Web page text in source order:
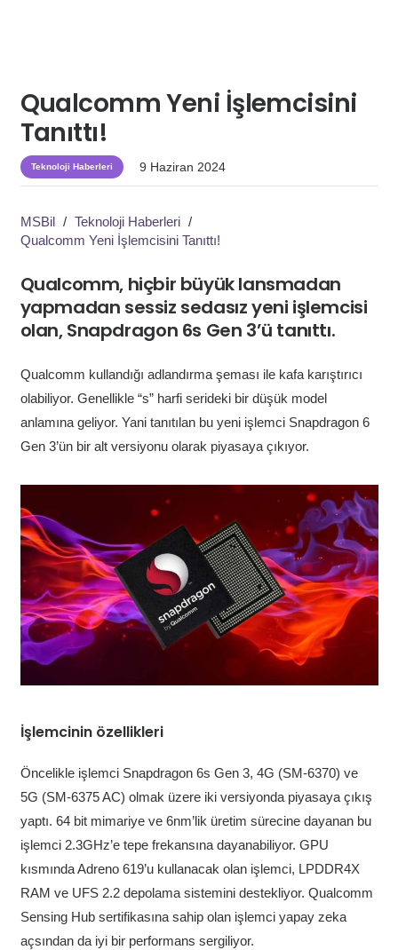
Qualcomm Yeni İşlemcisini
Tanıttı!
Teknoloji Haberleri 9 Haziran 2024
MSBil / Teknoloji Haberleri /
Qualcomm Yeni İşlemcisini Tanıttı!
Qualcomm, hiçbir büyük lansmadan
yapmadan sessiz sedasız yeni işlemcisi
olan, Snapdragon 6s Gen 3’ü tanıttı.
Qualcomm kullandığı adlandırma şeması ile kafa karıştırıcı
olabiliyor. Genellikle “s” harfi serideki bir düşük model
anlamına geliyor. Yani tanıtılan bu yeni işlemci Snapdragon 6
Gen 3’ün bir alt versiyonu olarak piyasaya çıkıyor.
İşlemcinin özellikleri
Öncelikle işlemci Snapdragon 6s Gen 3, 4G (SM-6370) ve
5G (SM-6375 AC) olmak üzere iki versiyonda piyasaya çıkış
yaptı. 64 bit mimariye ve 6nm’lik üretim sürecine dayanan bu
işlemci 2.3GHz’e tepe frekansına dayanabiliyor. GPU
kısmında Adreno 619’u kullanacak olan işlemci, LPDDR4X
RAM ve UFS 2.2 depolama sistemini destekliyor. Qualcomm
Sensing Hub sertifikasına sahip olan işlemci yapay zeka
açsından da iyi bir performans sergiliyor.